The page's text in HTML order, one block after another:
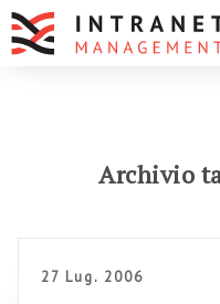
Archivio
27 Lug. 2006